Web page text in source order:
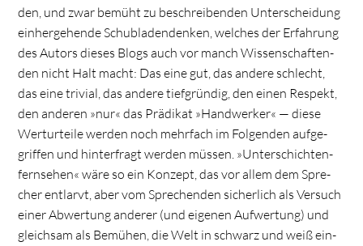
den, und zwar bemüht zu beschrei­ben­den Unter­schei­dung
ein­her­ge­hende Schub­la­den­den­ken, wel­ches der Erfah­rung
des Autors die­ses Blogs auch vor manch Wis­sen­schaf­ten­
den nicht Halt macht: Das eine gut, das andere schlecht,
das eine tri­vial, das andere tief­grün­dig, den einen Respekt,
den ande­ren »nur« das Prä­di­kat »Hand­wer­ker« — diese
Wert­ur­teile wer­den noch mehr­fach im Fol­gen­den auf­ge­
grif­fen und hin­ter­fragt wer­den müs­sen. »Unter­schich­ten­
fern­se­hen« wäre so ein Kon­zept, das vor allem dem Spre­
cher ent­larvt, aber vom Spre­chen­den sicher­lich als Ver­such
einer Abwer­tung ande­rer (und eige­nen Auf­wer­tung) und
gleich­sam als Bemü­hen, die Welt in schwarz und weiß ein­